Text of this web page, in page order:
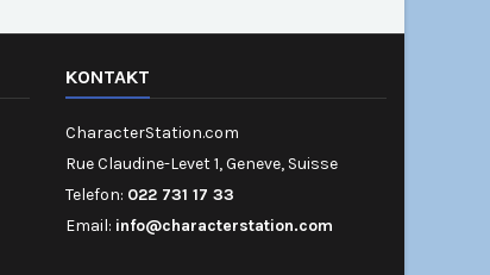
KONTAKT
CharacterStation.com
Rue Claudine-Levet 1, Geneve, Suisse
Telefon: 022 731 17 33
Email: info@characterstation.com